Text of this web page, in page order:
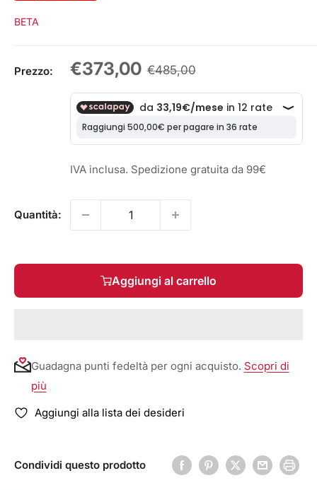
BETA
Prezzo:
Prezzo
€373,00 Prezzo
€485,00
IVA inclusa. Spedizione gratuita da 99€
Quantità:
Aggiungi al carrello
Guadagna punti fedeltà per ogni acquisto. Scopri di
più
Aggiungi alla lista dei desideri
Condividi questo prodotto